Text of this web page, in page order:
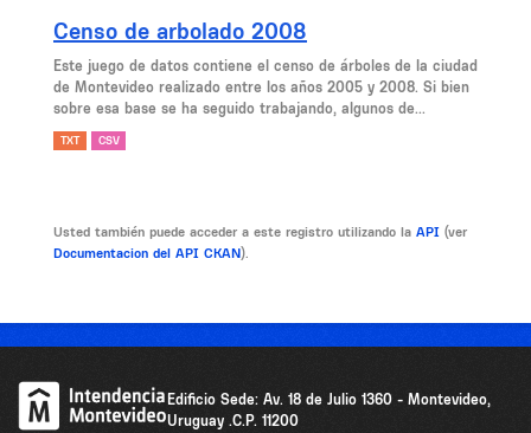
Censo de arbolado 2008
Este juego de datos contiene el censo de árboles de la ciudad
de Montevideo realizado entre los años 2005 y 2008. Si bien
sobre esa base se ha seguido trabajando, algunos de...
TXT CSV
Usted también puede acceder a este registro utilizando la API (ver
Documentacion del API CKAN).
Edificio Sede: Av. 18 de Julio 1360 - Montevideo,
Uruguay .C.P. 11200